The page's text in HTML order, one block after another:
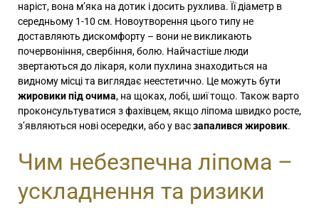
наріст, вона м’яка на дотик і досить рухлива. Її діаметр в
середньому 1-10 см. Новоутворення цього типу не
доставляють дискомфорту – вони не викликають
почервоніння, свербіння, болю. Найчастіше люди
звертаються до лікаря, коли пухлина знаходиться на
видному місці та виглядає неестетично. Це можуть бути
жировики під очима, на щоках, лобі, шиї тощо. Також варто
проконсультуватися з фахівцем, якщо ліпома швидко росте,
з’являються нові осередки, або у васзапалився жировик.
Чим небезпечна ліпома –
ускладнення та ризики